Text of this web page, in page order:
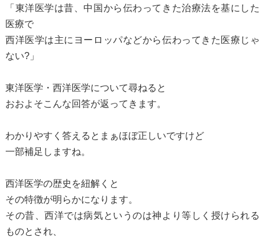
「東洋医学は昔、中国から伝わってきた治療法を基にした
医療で
西洋医学は主にヨーロッパなどから伝わってきた医療じゃ
ない?」
東洋医学・西洋医学について尋ねると
おおよそこんな回答が返ってきます。
わかりやすく答えるとまぁほぼ正しいですけど
一部補足しますね。
西洋医学の歴史を紐解くと
その特徴が明らかになります。
その昔、西洋では病気というのは神より等しく授けられる
ものとされ、